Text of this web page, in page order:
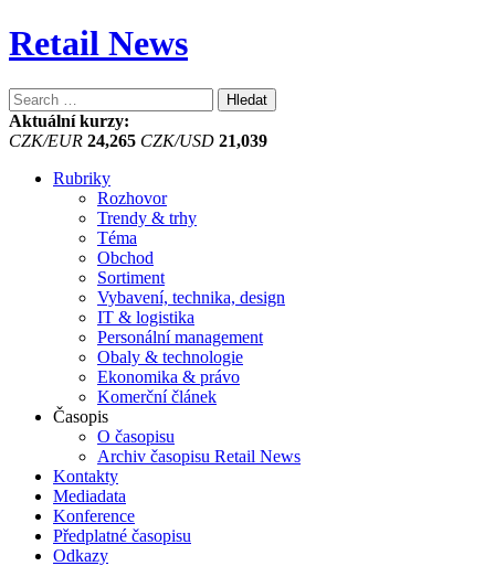
Retail News
Vyhledávání
Aktuální kurzy:
CZK/EUR 24,265 CZK/USD 21,039
Rubriky
Rozhovor
Trendy & trhy
Téma
Obchod
Sortiment
Vybavení, technika, design
IT & logistika
Personální management
Obaly & technologie
Ekonomika & právo
Komerční článek
Časopis
O časopisu
Archiv časopisu Retail News
Kontakty
Mediadata
Konference
Předplatné časopisu
Odkazy